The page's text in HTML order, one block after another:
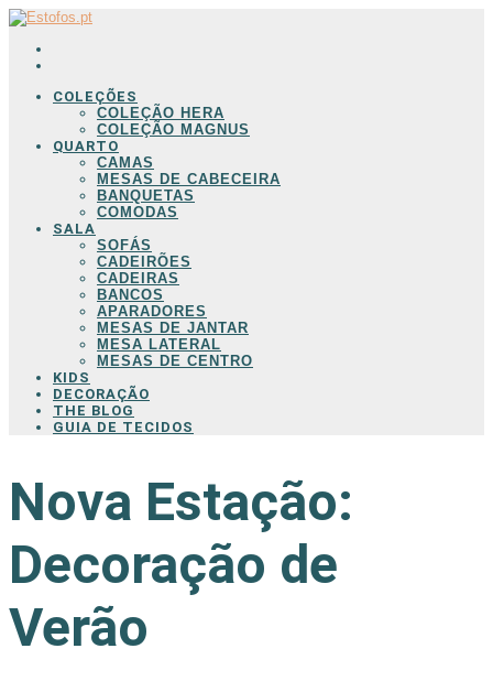
COLEÇÕES
COLEÇÃO HERA
COLEÇÃO MAGNUS
QUARTO
CAMAS
MESAS DE CABECEIRA
BANQUETAS
COMODAS
SALA
SOFÁS
CADEIRÕES
CADEIRAS
BANCOS
APARADORES
MESAS DE JANTAR
MESA LATERAL
MESAS DE CENTRO
KIDS
DECORAÇÃO
THE BLOG
GUIA DE TECIDOS
Nova Estação:
Decoração de
Verão